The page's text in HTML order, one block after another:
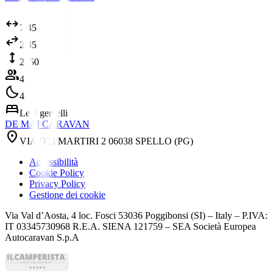
arrows_outward7.45
swap_horiz2.35
height 2850
group4
bedtime4
bedLetti gemelli
DE MAI CARAVAN
location_on VIA DEI MARTIRI 2 06038 SPELLO (PG)
Accessibilità
Cookie Policy
Privacy Policy
Gestione dei cookie
Via Val d’Aosta, 4 loc. Fosci 53036 Poggibonsi (SI) – Italy – P.IVA:
IT 03345730968 R.E.A. SIENA 121759 – SEA Società Europea
Autocaravan S.p.A